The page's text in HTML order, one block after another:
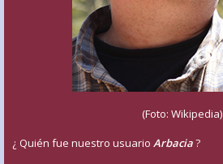
(Foto: Wikipedia)
¿ Quién fue nuestro usuario Arbacia?